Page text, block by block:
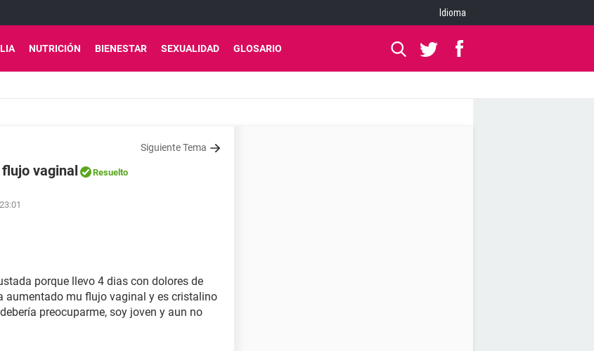
Idioma
NUTRICIÓN BIENESTAR SEXUALIDAD GLOSARIO
Siguiente Tema
vaginal Resuelto
porque llevo 4 dias con dolores de
aumentado mu flujo vaginal y es cristalino
preocuparme, soy joven y aun no